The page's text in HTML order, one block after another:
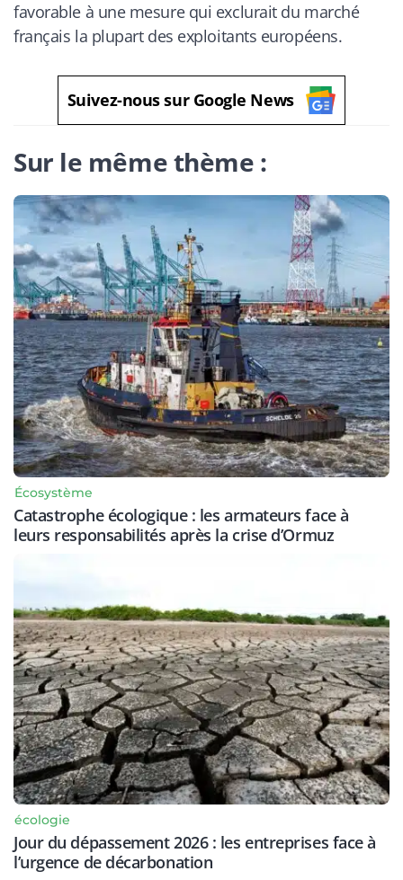
favorable à une mesure qui exclurait du marché
français la plupart des exploitants européens.
Suivez-nous sur Google News
Sur le même thème :
Écosystème
Catastrophe écologique : les armateurs face à
leurs responsabilités après la crise d’Ormuz
écologie
Jour du dépassement 2026 : les entreprises face à
l’urgence de décarbonation